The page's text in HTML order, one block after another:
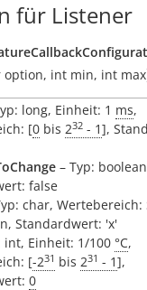
für Listener
option, int min, int max
long, Einheit: 1 ms,
[0 bis 232 - 1],
– Typ:
false
char, Wertebereich:
Standardwert: 'x'
int, Einheit: 1/100 °C,
[-231 bis 231 - 1],
0